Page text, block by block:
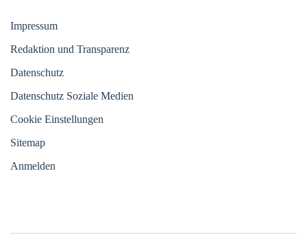
Impressum
Redaktion und Transparenz
Datenschutz
Datenschutz Soziale Medien
Cookie Einstellungen
Sitemap
Anmelden